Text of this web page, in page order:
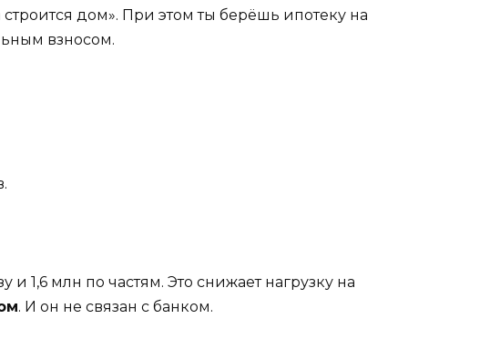
дом». При этом ты берёшь ипотеку на
взносом.
1,6 млн по частям. Это снижает нагрузку на
. И он не связан с банком.